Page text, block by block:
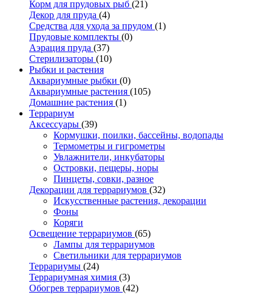
Корм для прудовых рыб (21)
Декор для пруда (4)
Средства для ухода за прудом (1)
Прудовые комплекты (0)
Аэрация пруда (37)
Стерилизаторы (10)
Рыбки и растения
Аквариумные рыбки (0)
Аквариумные растения (105)
Домашние растения (1)
Террариум
Аксессуары (39)
Кормушки, поилки, бассейны, водопады
Термометры и гигрометры
Увлажнители, инкубаторы
Островки, пещеры, норы
Пинцеты, совки, разное
Декорации для террариумов (32)
Искусственные растения, декорации
Фоны
Коряги
Освещение террариумов (65)
Лампы для террариумов
Светильники для террариумов
Террариумы (24)
Террариумная химия (3)
Обогрев террариумов (42)